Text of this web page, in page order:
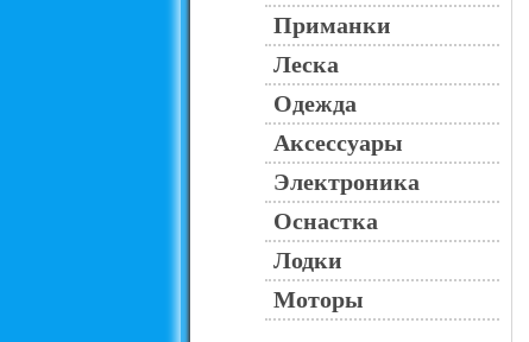
Приманки
Леска
Одежда
Аксессуары
Электроника
Оснастка
Лодки
Моторы